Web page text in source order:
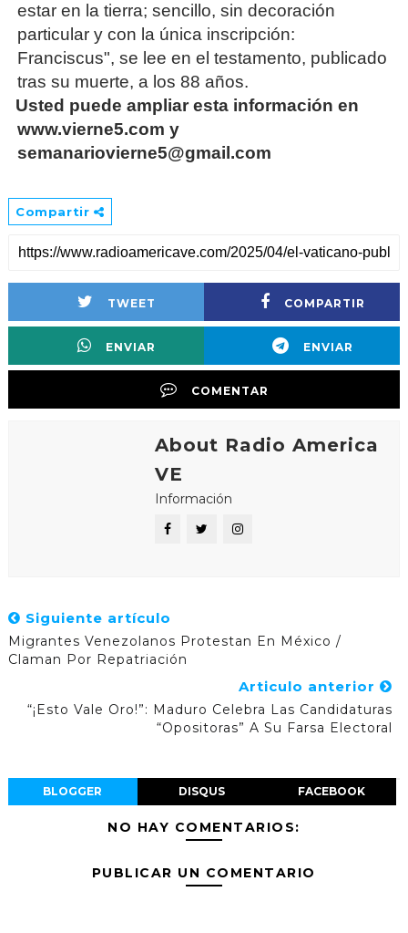
estar en la tierra; sencillo, sin decoración
particular y con la única inscripción:
Franciscus", se lee en el testamento, publicado
tras su muerte, a los 88 años.
Usted puede ampliar esta información en
www.vierne5.com y
semanariovierne5@gmail.com
Compartir
TWEET COMPARTIR
ENVIAR ENVIAR
COMENTAR
About Radio America
VE
Información
Siguiente artículo
Migrantes Venezolanos Protestan En México /
Claman Por Repatriación
Articulo anterior
“¡Esto Vale Oro!”: Maduro Celebra Las Candidaturas
“opositoras” A Su Farsa Electoral
BLOGGER DISQUS FACEBOOK
NO HAY COMENTARIOS:
PUBLICAR UN COMENTARIO